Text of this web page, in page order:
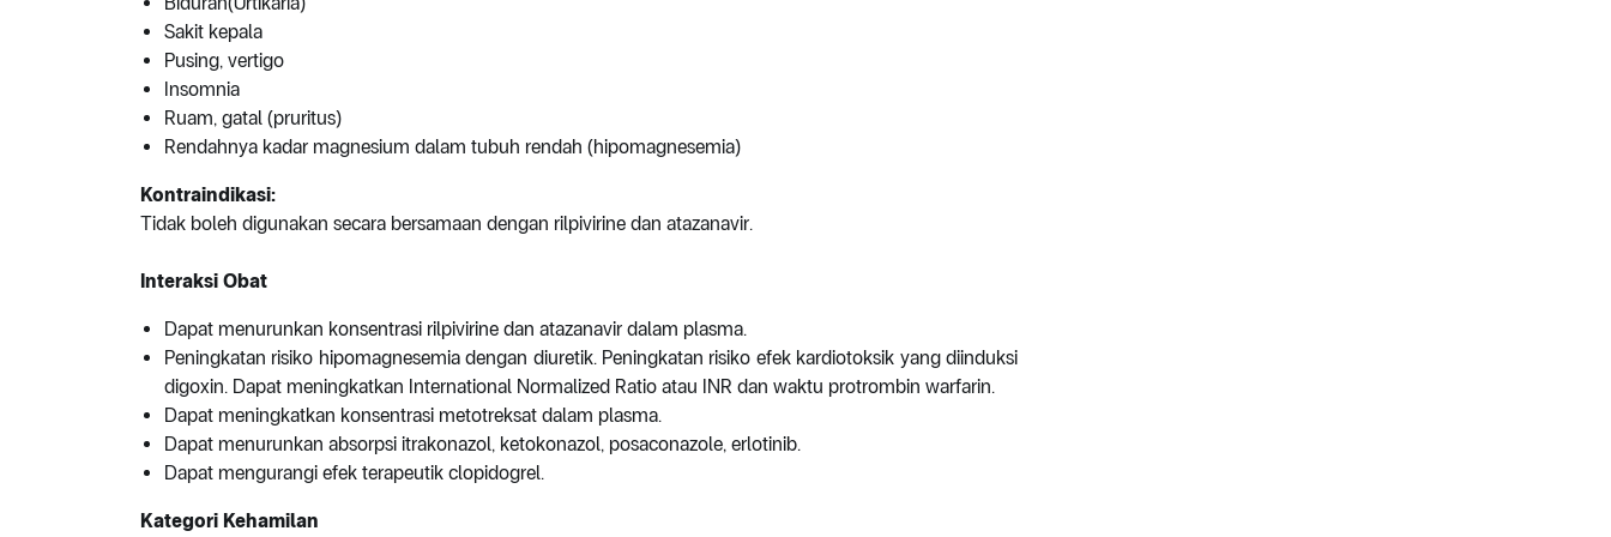
Sakit kepala
Pusing, vertigo
Insomnia
Ruam, gatal (pruritus)
Rendahnya kadar magnesium dalam tubuh rendah (hipomagnesemia)
Kontraindikasi:
Tidak boleh digunakan secara bersamaan dengan rilpivirine dan atazanavir.
Interaksi Obat
Dapat menurunkan konsentrasi rilpivirine dan atazanavir dalam plasma.
Peningkatan risiko hipomagnesemia dengan diuretik. Peningkatan risiko efek kardiotoksik yang diinduksi
digoxin. Dapat meningkatkan International Normalized Ratio atau INR dan waktu protrombin warfarin.
Dapat meningkatkan konsentrasi metotreksat dalam plasma.
Dapat menurunkan absorpsi itrakonazol, ketokonazol, posaconazole, erlotinib.
Dapat mengurangi efek terapeutik clopidogrel.
Kategori Kehamilan